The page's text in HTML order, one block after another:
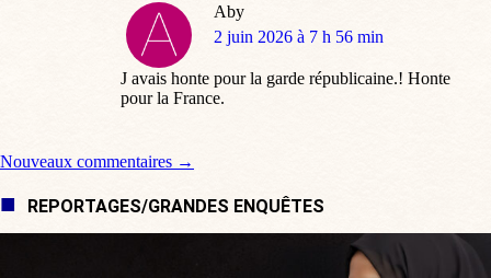
Aby
dit
2 juin 2026 à 7 h 56 min
J avais honte pour la garde républicaine.! Honte
pour la France.
Navigation de commentaire
Nouveaux commentaires →
REPORTAGES/GRANDES ENQUÊTES